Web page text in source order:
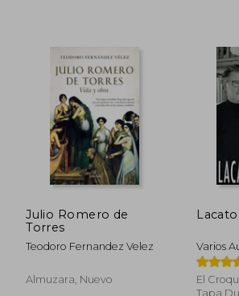
dcto.
Julio Romero de
Torres
Teodoro Fernandez Velez
Almuzara, Nuevo
Varios
El
Tapa